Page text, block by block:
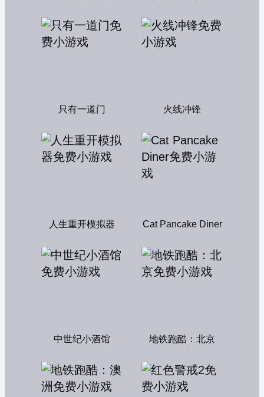
只有一道门 火线冲锋
人生重开模拟器 Cat Pancake Diner
中世纪小酒馆 地铁跑酷：北京